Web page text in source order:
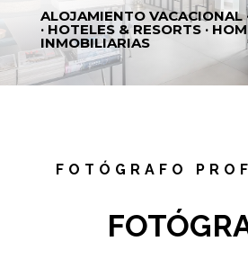
ALOJAMIENTO VACACIONAL
· HOTELES & RESORTS ·
INMOBILIARIAS
FOTÓGRAFO